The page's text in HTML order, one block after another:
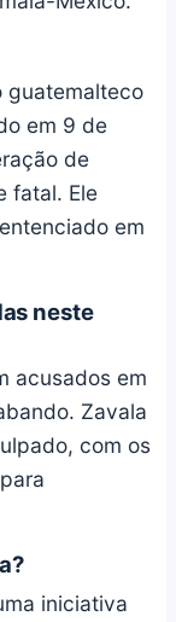
guatemalteco
em 9 de
de
fatal. Ele
em
neste
acusados em
Zavala
com os
iniciativa